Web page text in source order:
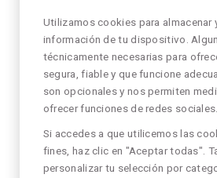
Utilizamos cookies para almacenar
información de tu dispositivo.
técnicamente necesarias para
segura, fiable y que funcione
son opcionales y nos permiten
ofrecer funciones de redes sociales.
Si accedes a que utilicemos las
fines, haz clic en "Aceptar todas".
personalizar tu selección por